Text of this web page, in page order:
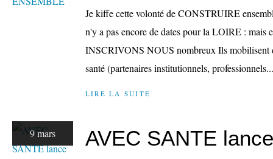
Je kiffe cette volonté de CONSTRUIRE
n'y a pas encore de dates pour la LOIRE : mais
INSCRIVONS NOUS nombreux Ils mobilisent
santé (partenaires institutionnels, professionnels...
LIRE LA SUITE
9 mars
AVEC SANTE